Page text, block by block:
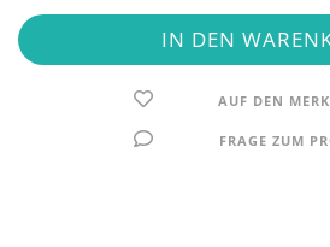
AUF DEN
FRAGE ZUM